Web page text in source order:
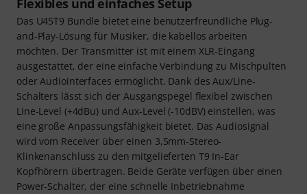
Flexibles und einfaches Setup
Das U45T9 Bundle bietet eine benutzerfreundliche Plug-
and-Play-Lösung für Musiker, die kabellos arbeiten
möchten. Der Transmitter ist mit einem XLR-Eingang
ausgestattet, der eine einfache Verbindung zu Mischpulten
oder Audiointerfaces ermöglicht. Dank des Aux/Line-
Schalters lässt sich der Ausgangspegel flexibel zwischen
Line-Level (+4dBu) und Aux-Level (-10dBV) einstellen, was
eine große Anpassungsfähigkeit bietet. Das Audiosignal
wird vom Receiver über einen 3,5mm-Stereo-
Klinkenanschluss zu den mitgelieferten T9 In-Ear
Kopfhörern übertragen. Beide Geräte verfügen über einen
Power-Schalter, der eine schnelle Inbetriebnahme